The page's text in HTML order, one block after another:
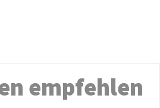
empfehlen